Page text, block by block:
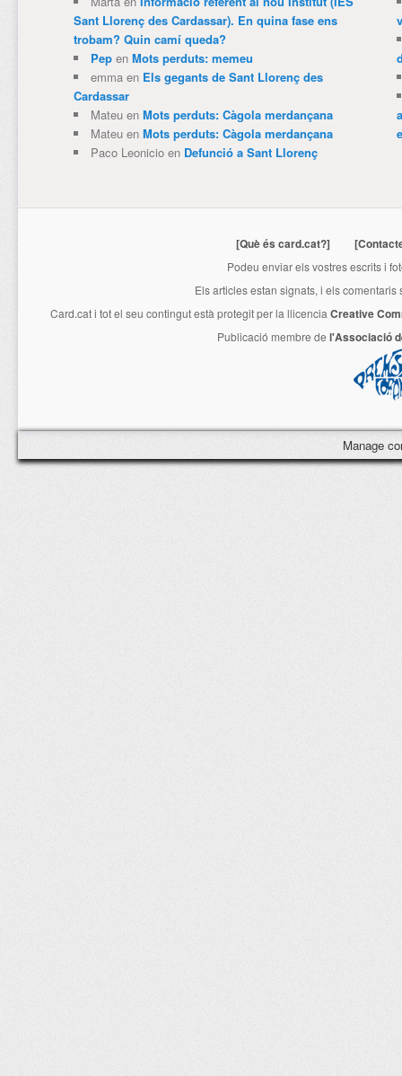
Sant Llorenç des Cardassar). En quina fase ens
trobam? Quin camí queda?
Pepen Mots perduts: memeu
emmaen Els gegants de Sant Llorenç des
Cardassar
Mateuen Mots perduts: Càgola merdançana
Mateuen Mots perduts: Càgola merdançana
Paco Leonicioen Defunció a Sant Llorenç
[Què és card.cat?]
Podeu enviar els vostres escrits i
Els articles estan signats, i els
Card.cati tot el seu contingut està protegit per la llicencia Creative
Publicació membre de l'Associació
Manage